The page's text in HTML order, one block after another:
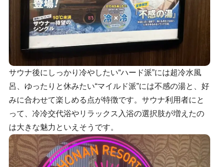
サウナ後にしっかり冷やしたい“ハード派”には超冷水風
呂、ゆったりと休みたい“マイルド派”には不感の湯と、好
みに合わせて楽しめる点が特徴です。サウナ利用者にと
って、冷冷交代浴やリラックス入浴の選択肢が増えたの
は大きな魅力といえそうです。